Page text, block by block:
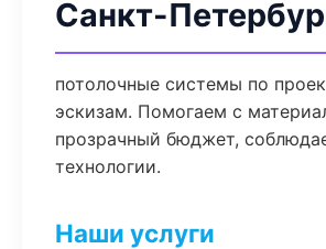
Санкт-
потолочные системы по
эскизам. Помогаем с
прозрачный бюджет,
технологии.
Наши услуги